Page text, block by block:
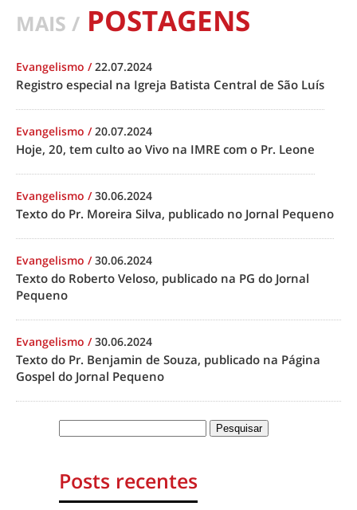
MAIS / POSTAGENS
Evangelismo /22.07.2024
Registro especial na Igreja Batista Central de São Luís
Evangelismo /20.07.2024
Hoje, 20, tem culto ao Vivo na IMRE com o Pr. Leone
Evangelismo /30.06.2024
Texto do Pr. Moreira Silva, publicado no Jornal Pequeno
Evangelismo /30.06.2024
Texto do Roberto Veloso, publicado na PG do Jornal
Pequeno
Evangelismo /30.06.2024
Texto do Pr. Benjamin de Souza, publicado na Página
Gospel do Jornal Pequeno
Posts recentes